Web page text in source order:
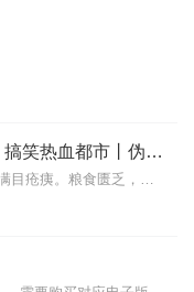
第九特区丨头陀渊演播丨搞笑热血都市丨伪戒丨VIP免费多人有声剧
【内容简介】灾变过后，大地满目疮痍。粮食匮乏，资源紧俏，局势混乱……一位从待规划区杀出来的青年，背对着漫天黄沙，孤身来到九区谋生，却不曾想偶然结识三五好友，一念...